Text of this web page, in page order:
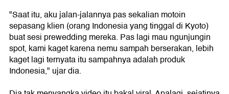
"Saat itu, aku jalan-jalannya pas sekalian motoin
sepasang klien (orang Indonesia yang tinggal di Kyoto)
buat sesi prewedding mereka. Pas lagi mau ngunjungin
spot, kami kaget karena nemu sampah berserakan, lebih
kaget lagi ternyata itu sampahnya adalah produk
Indonesia," ujar dia.